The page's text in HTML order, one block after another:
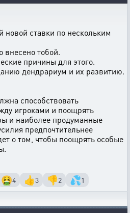
новой ставки по нескольким
внесено тобой.
причины для этого.
дендрариум и их развитию.
способствовать
игроками и поощрять
и наиболее продуманные
предпочтительнее
о том, чтобы поощрять особые
🤮4 👍3 👎2 💦1